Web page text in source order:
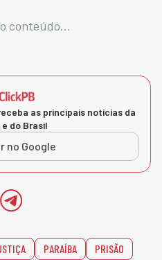
conteúdo...
as principais notícias da
do Brasil
no Google
PARAÍBA PRISÃO